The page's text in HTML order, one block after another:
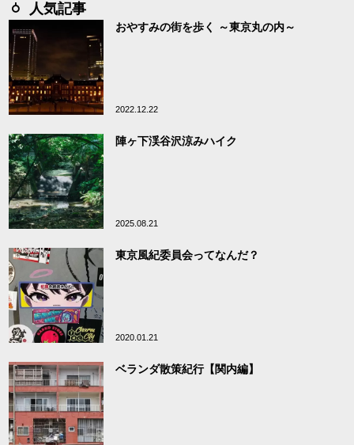
人気記事
おやすみの街を歩く ～東京丸の内～
2022.12.22
陣ヶ下渓谷沢涼みハイク
2025.08.21
東京風紀委員会ってなんだ？
2020.01.21
ベランダ散策紀行【関内編】